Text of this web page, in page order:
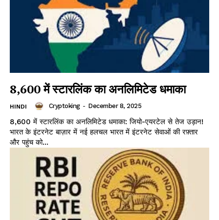
₹8,600 में स्टारलिंक का अनलिमिटेड धमाका
HINDI Cryptoking - December 8, 2025
₹8,600 में स्टारलिंक का अनलिमिटेड धमाका: जियो-एयरटेल से तेज उड़ान!
भारत के इंटरनेट बाज़ार में नई हलचल भारत में इंटरनेट सेवाओं की रफ़्तार
और पहुंच को...